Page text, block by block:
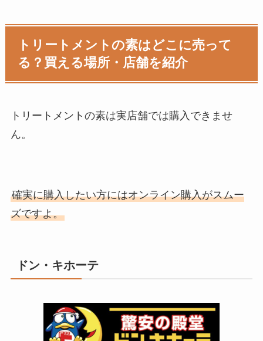
トリートメントの素はどこに売って
る？買える場所・店舗を紹介
トリートメントの素は実店舗では購入できませ
ん。
確実に購入したい方にはオンライン購入がスムー
ズですよ。
ドン・キホーテ